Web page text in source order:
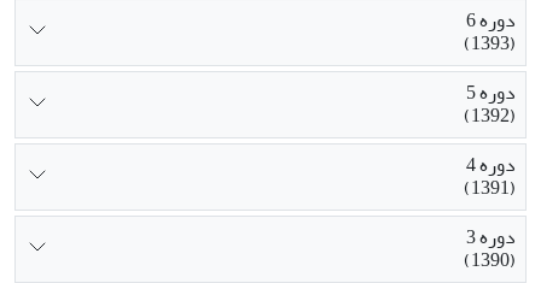
دوره 6
(1393)
دوره 5
(1392)
دوره 4
(1391)
دوره 3
(1390)